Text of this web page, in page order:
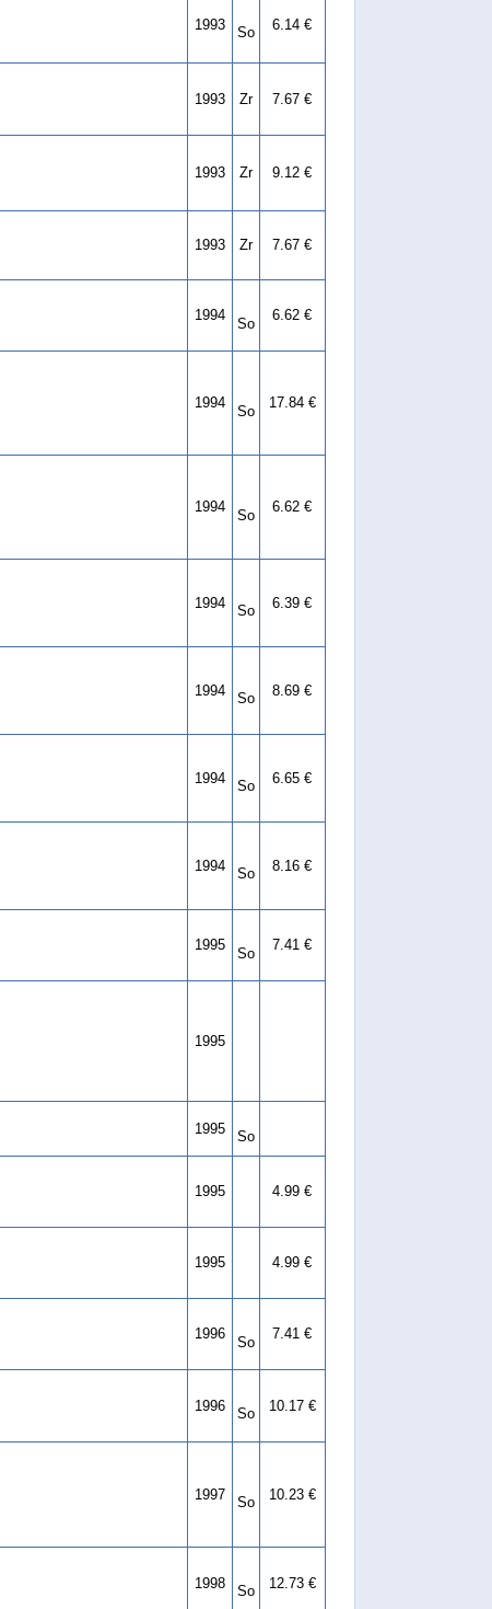
1993 So 6.14 €
1993 Zr 7.67 €
1993 Zr 9.12 €
1993 Zr 7.67 €
1994
So
6.62 €
1994
So
17.84 €
1994
So
6.62 €
1994 So 6.39 €
1994 So 8.69 €
1994 So 6.65 €
1994 So 8.16 €
1995
So
7.41 €
1995
1995 So
1995 4.99 €
1995 4.99 €
1996
So
7.41 €
1996 So 10.17 €
1997 So 10.23 €
1998 So 12.73 €